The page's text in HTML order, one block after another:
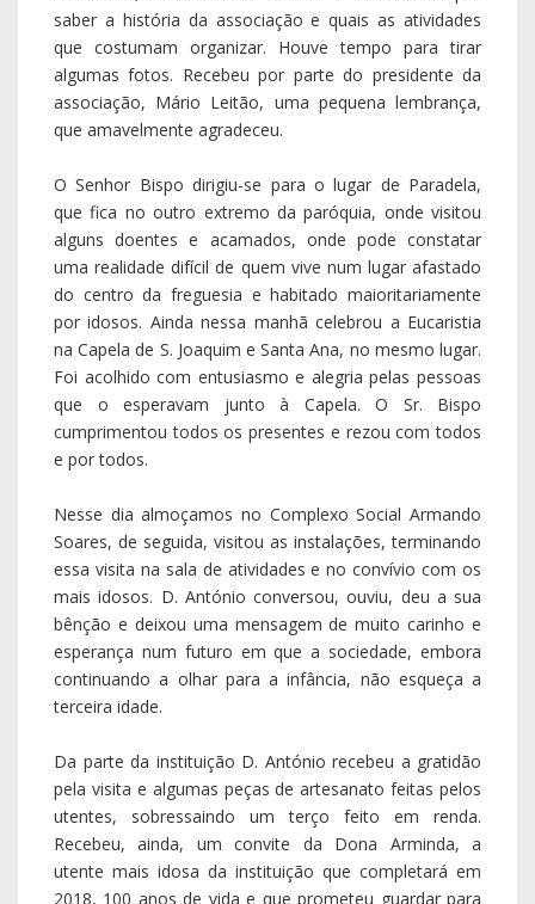
Foi acolhido com entusiasmo e alegria pelas pessoas
que o esperavam junto à Capela. O Sr. Bispo
cumprimentou todos os presentes e rezou com todos
e por todos.
Soares, de seguida, visitou as instalações, terminando
essa visita na sala de atividades e no convívio com os
mais idosos. D. António conversou, ouviu, deu a sua
bênção e deixou uma mensagem de muito carinho e
esperança num futuro em que a sociedade, embora
continuando a olhar para a infância, não esqueça a
terceira idade.
Da parte da instituição D. António recebeu a gratidão
pela visita e algumas peças de artesanato feitas pelos
utentes, sobressaindo um terço feito em renda.
utente mais idosa da instituição que completará em
2018, 100 anos de vida e que prometeu guardar para
D. António, o “meiínho da vitela, que é o mais
tenrinho”.
De seguida visitamos a Associação Humanitária dos
Bombeiros Voluntários de Nespereira. Onde foi
recebido com muita alegria. Foi homenageado pela
equipas de primeira intervenção aos fogos florestais e
pré-hospitalares. Efectuou uma visita ao quartel
acompanhado pelo Vice- Presidente e Comandante.
Esta visita coincidiu com o 44º aniversário da
associação, tendo o comandante convidado o Sr.
Bispo a fazer parte da festa e a comer uma fatia de